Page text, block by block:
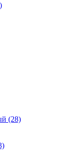
(28)